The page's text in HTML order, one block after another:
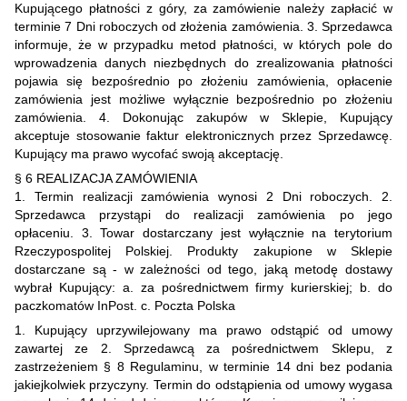
Kupującego płatności z góry, za zamówienie należy zapłacić w
terminie 7 Dni roboczych od złożenia zamówienia. 3. Sprzedawca
informuje, że w przypadku metod płatności, w których pole do
wprowadzenia danych niezbędnych do zrealizowania płatności
pojawia się bezpośrednio po złożeniu zamówienia, opłacenie
zamówienia jest możliwe wyłącznie bezpośrednio po złożeniu
zamówienia. 4. Dokonując zakupów w Sklepie, Kupujący
akceptuje stosowanie faktur elektronicznych przez Sprzedawcę.
Kupujący ma prawo wycofać swoją akceptację.
§ 6 REALIZACJA ZAMÓWIENIA
1. Termin realizacji zamówienia wynosi 2 Dni roboczych. 2.
Sprzedawca przystąpi do realizacji zamówienia po jego
opłaceniu. 3. Towar dostarczany jest wyłącznie na terytorium
Rzeczypospolitej Polskiej. Produkty zakupione w Sklepie
dostarczane są - w zależności od tego, jaką metodę dostawy
wybrał Kupujący: a. za pośrednictwem firmy kurierskiej; b. do
paczkomatów InPost. c. Poczta Polska
1. Kupujący uprzywilejowany ma prawo odstąpić od umowy
zawartej ze 2. Sprzedawcą za pośrednictwem Sklepu, z
zastrzeżeniem § 8 Regulaminu, w terminie 14 dni bez podania
jakiejkolwiek przyczyny. Termin do odstąpienia od umowy wygasa